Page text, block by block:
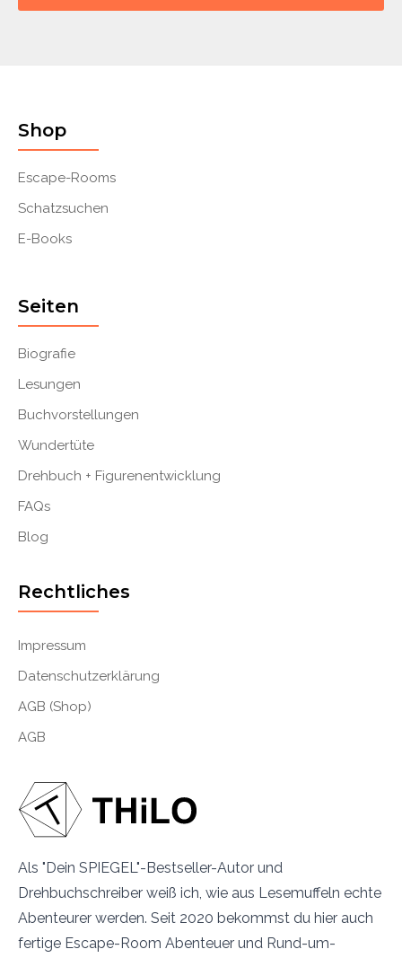
Als "Dein SPIEGEL"-Bestseller-Autor und
Drehbuchschreiber weiß ich, wie aus Lesemuffeln echte
Abenteurer werden. Seit 2020 bekommst du hier auch
fertige Escape-Room Abenteuer und Rund-um-
Shop
Escape-Rooms
Schatzsuchen
E-Books
Seiten
Biografie
Lesungen
Buchvorstellungen
Wundertüte
Drehbuch + Figurenentwicklung
FAQs
Blog
Rechtliches
Impressum
Datenschutzerklärung
AGB (Shop)
AGB